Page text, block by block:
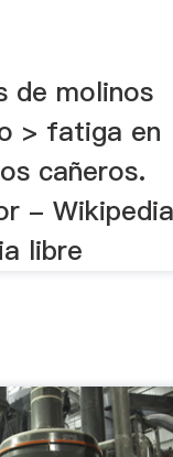
de molinos
> fatiga en
cañeros.
-
libre